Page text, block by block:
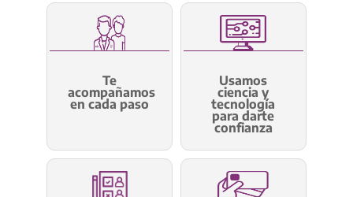
Te
acompañamos
en cada paso
Usamos
ciencia y
tecnología
para darte
confianza